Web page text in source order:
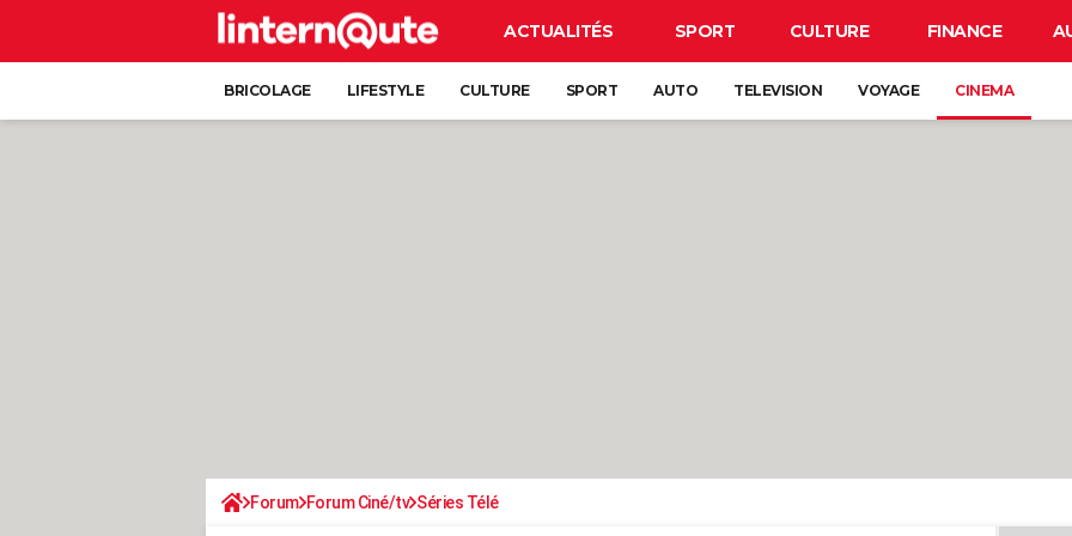
ACTUALITÉS SPORT CULTURE FINANCE
BRICOLAGE LIFESTYLE CULTURE SPORT AUTO TELEVISION VOYAGE CINEMA
Forum Forum Ciné/tv Séries Télé